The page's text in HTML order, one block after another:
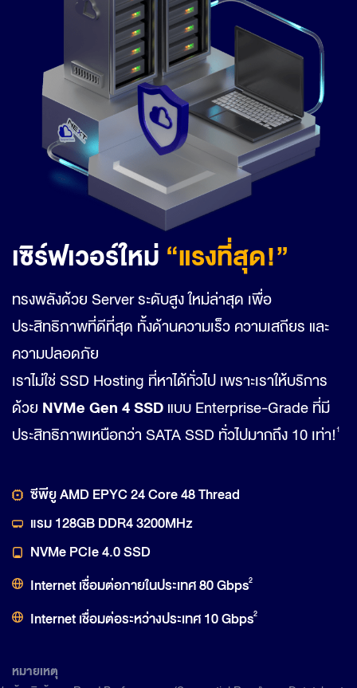
เซิร์ฟเวอร์ใหม่ “แรงที่สุด!”
ทรงพลังด้วย Server ระดับสูง ใหม่ล่าสุด เพื่อ
ประสิทธิภาพที่ดีที่สุด ทั้งด้านความเร็ว ความเสถียร และ
ความปลอดภัย
เราไม่ใช่ SSD Hosting ที่หาได้ทั่วไป เพราะเราให้บริการ
ด้วย NVMe Gen 4 SSD แบบ Enterprise-Grade ที่มี
ประสิทธิภาพเหนือกว่า SATA SSD ทั่วไปมากถึง 10 เท่า!1
ซีพียู AMD EPYC 24 Core 48 Thread
แรม 128GB DDR4 3200MHz
NVMe PCIe 4.0 SSD
Internet เชื่อมต่อภายในประเทศ 80 Gbps2
Internet เชื่อมต่อระหว่างประเทศ 10 Gbps2
หมายเหตุ